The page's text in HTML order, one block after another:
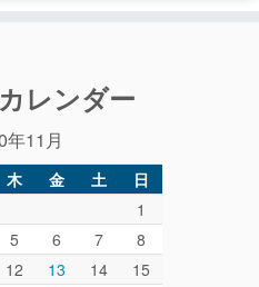
レンダー
年11月
木 金 土 日
1
5 6 7
8
12 13 14
15